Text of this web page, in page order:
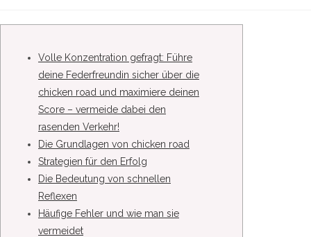
Volle Konzentration gefragt: Führe
deine Federfreundin sicher über die
chicken road und maximiere deinen
Score – vermeide dabei den
rasenden Verkehr!
Die Grundlagen von chicken road
Strategien für den Erfolg
Die Bedeutung von schnellen
Reflexen
Häufige Fehler und wie man sie
vermeidet